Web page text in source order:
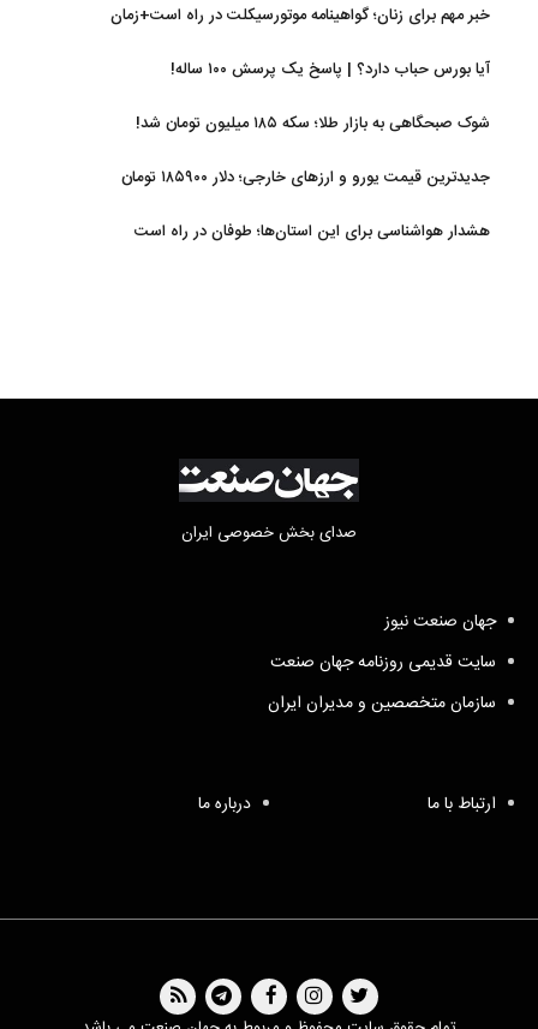
خبر مهم برای زنان؛ گواهینامه موتورسیکلت در راه است+زمان
آیا بورس حباب دارد؟ | پاسخ یک پرسش ۱۰۰ ساله!
شوک صبحگاهی به بازار طلا؛ سکه ۱۸۵ میلیون تومان شد!
جدیدترین قیمت یورو و ارزهای خارجی؛ دلار ۱۸۵۹۰۰ تومان
هشدار هواشناسی برای این استان‌ها؛ طوفان در راه است
صدای بخش خصوصی ایران
جهان صنعت نیوز
سایت قدیمی روزنامه جهان صنعت
سازمان متخصصین و مدیران ایران
ارتباط با ما درباره ما